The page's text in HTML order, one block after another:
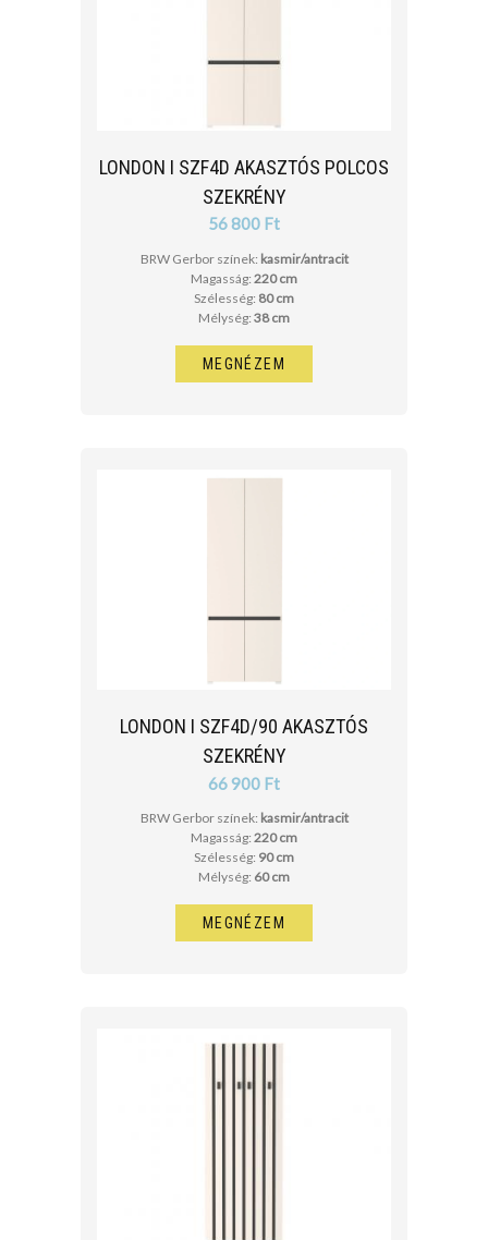
LONDON I SZF4D AKASZTÓS POLCOS
SZEKRÉNY
56 800 Ft
BRW Gerbor színek: kasmir/antracit
Magasság: 220 cm
Szélesség: 80 cm
Mélység: 38 cm
MEGNÉZEM
LONDON I SZF4D/90 AKASZTÓS
SZEKRÉNY
66 900 Ft
BRW Gerbor színek: kasmir/antracit
Magasság: 220 cm
Szélesség: 90 cm
Mélység: 60 cm
MEGNÉZEM